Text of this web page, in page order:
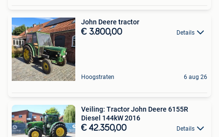
John Deere tractor
€ 3.800,00 Details
Hoogstraten 6 aug 26
Veiling: Tractor John Deere 6155R
Diesel 144kW 2016
€ 42.350,00 Details